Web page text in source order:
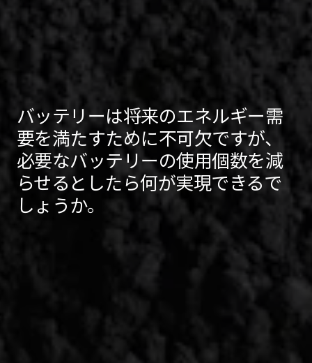
バッテリーは将来のエネルギー需
要を満たすために不可欠ですが、
必要なバッテリーの使用個数を減
らせるとしたら何が実現できるで
しょうか。